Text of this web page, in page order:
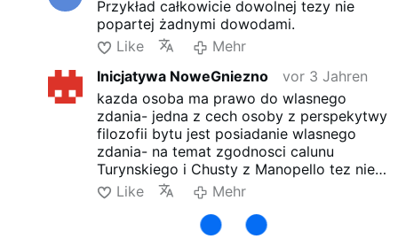
Przykład całkowicie dowolnej tezy nie
popartej żadnymi dowodami.
Like
Mehr
Inicjatywa NoweGniezno
vor 3 Jahren
kazda osoba ma prawo do wlasnego
zdania- jedna z cech osoby z perspekytwy
filozofii bytu jest posiadanie wlasnego
zdania- na temat zgodnosci calunu
Turynskiego i Chusty z Manopello tez nie
ma zadnego dowodu tylko opinie
Like Mehr